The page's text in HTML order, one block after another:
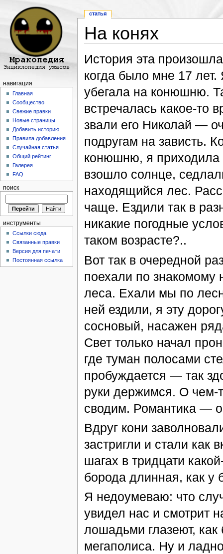
На конях
История эта
когда было мне 17
убегала на конюшню.
встречалась какое-то
звали его Николай —
подругам на зависть.
конюшню, я приходила
взошло солнце,
находящийся лес.
чаще. Ездили так в
никакие погодные
таком возрасте?..
Вот так в очередной
поехали по знакомому
леса. Ехали мы по
ней ездили, я эту
сосновый, насажен
Свет только начал
где туман полосами
пробуждается — так
руки держимся. О чем-
сводим. Романтика —
Вдруг кони
застригли и стали
шагах в тридцати
борода длинная, как у
Я недоумеваю: что
увидел нас и смотрит
лошадьми глазеют, как
мегаполиса. Ну и
статья
навигация
Главная
Сообщество
Свежие правки
Новые страницы
Добавить историю
Правила добавления
Случайная статья
Общий рейтинг
Галерея
FAQ
поиск
инструменты
Ссылки сюда
Связанные правки
Версия для печати
Постоянная ссылка